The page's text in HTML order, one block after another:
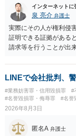
に入力したかも第三者
をせずに書き込んだこ
も）、相談者さんが刑
私見ながらご参考まで。
インターネットに
泉 亮介 弁護士
実際にその人が権利侵
証明できる証拠がある
請求等を行うことが出
に個別に相談されると
LINEで会社批判、
#業務妨害罪・信用毀損罪 #
#名誉毀損罪・侮辱罪
#名誉
2026年8月3日
匿名A 弁護士